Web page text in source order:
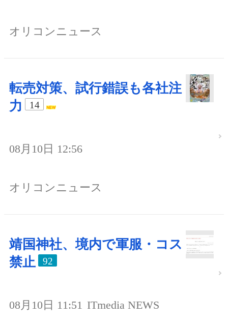
オリコンニュース
転売対策、試行錯誤も各社注
力
14
08月10日 12:56
オリコンニュース
靖国神社、境内で軍服・コス
禁止
92
08月10日 11:51 ITmedia NEWS